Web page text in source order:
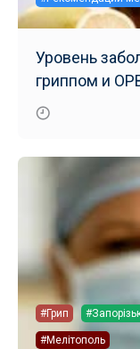
Уровень
гриппом и
#Грип
#Мелітополь